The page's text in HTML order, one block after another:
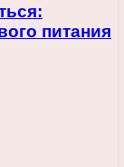
питания